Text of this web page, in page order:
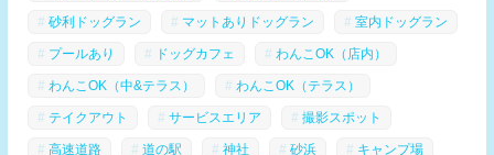
砂利ドッグラン マットありドッグラン 室内ドッグラン
プールあり ドッグカフェ わんこOK（店内）
わんこOK（中&テラス） わんこOK（テラス）
テイクアウト サービスエリア 撮影スポット
高速道路 道の駅 神社 砂浜 キャンプ場